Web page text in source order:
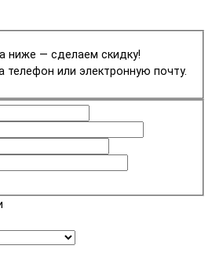
ниже — сделаем скидку!
телефон или электронную почту.